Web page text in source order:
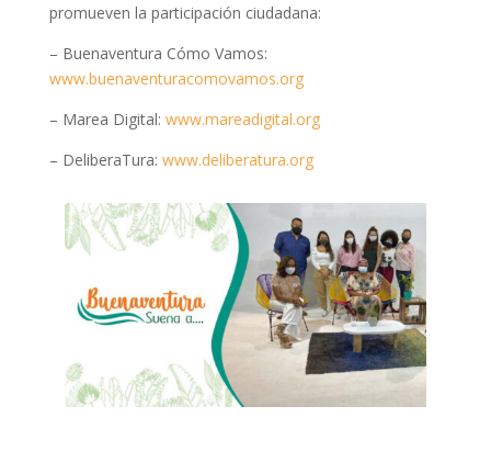
promueven la participación ciudadana:
– Buenaventura Cómo Vamos:
www.buenaventuracomovamos.org
– Marea Digital: www.mareadigital.org
– DeliberaTura: www.deliberatura.org